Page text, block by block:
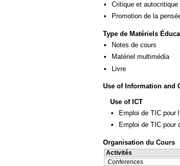
Critique et autocritique
Promotion de la
Type de Matériels
Notes de cours
Matériel multimédia
Livre
Use of Information and
Use of ICT
Emploi de TIC pour
Emploi de TIC pour
Organisation du Cours
Activités
Conferences